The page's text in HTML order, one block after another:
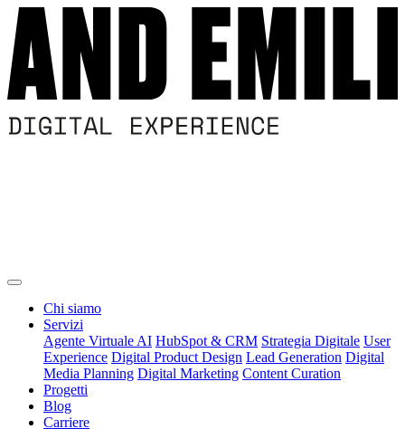
Chi siamo
Servizi
Agente Virtuale AI HubSpot & CRM Strategia Digitale User
Experience Digital Product Design Lead Generation Digital
Media Planning Digital Marketing Content Curation
Progetti
Blog
Carriere